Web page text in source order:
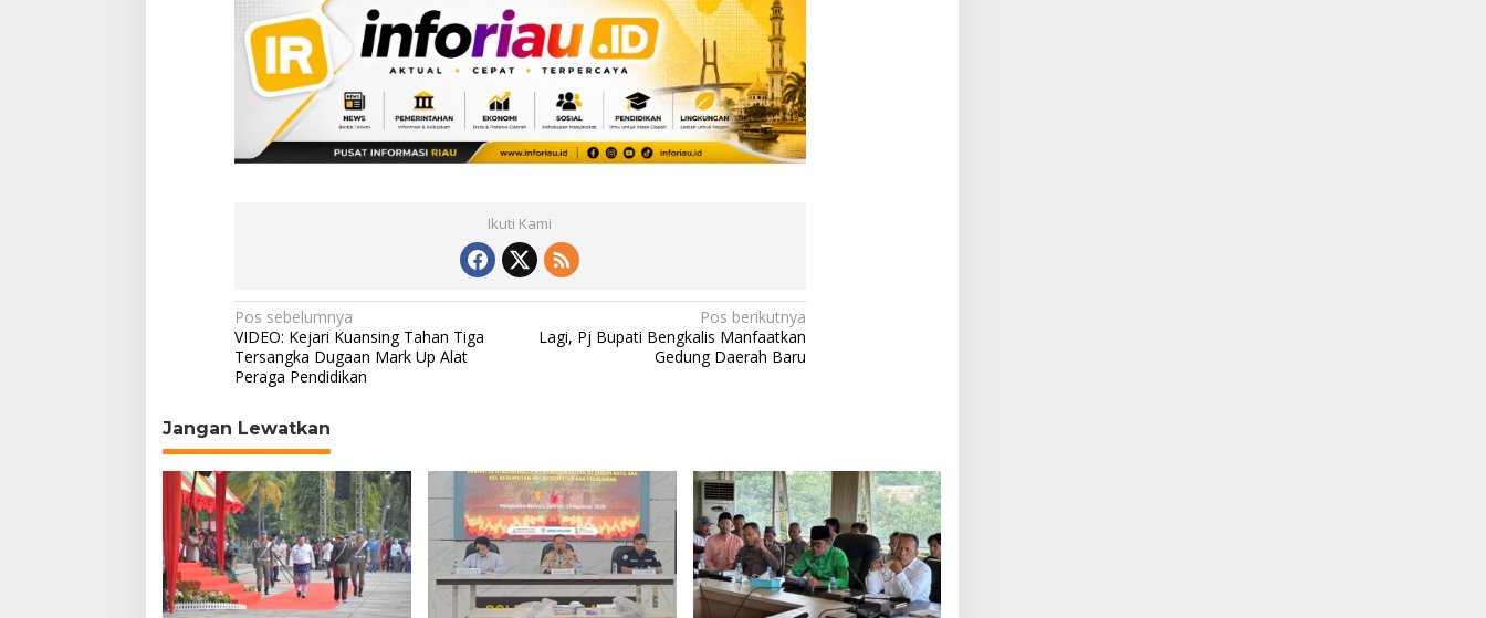
Ikuti Kami
N
a
v
i
g
a
s
i
p
o
Pos sebelumnya
VIDEO: Kejari Kuansing Tahan Tiga
Tersangka Dugaan Mark Up Alat
Peraga Pendidikan
Pos berikutnya
Lagi, Pj Bupati Bengkalis Manfaatkan
Gedung Daerah Baru
Jangan Lewatkan